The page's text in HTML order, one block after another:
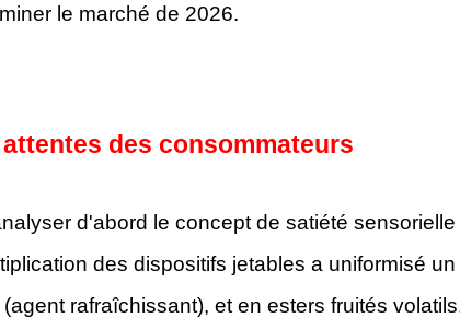
le marché de 2026.
des consommateurs
d'abord le concept de satiété sensorielle
des dispositifs jetables a uniformisé un
rafraîchissant), et en esters fruités